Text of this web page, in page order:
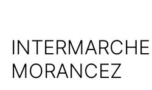
INTERMARCHE
MORANCEZ